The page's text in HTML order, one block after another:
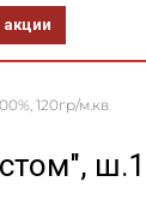
акции
120гр/м.кв